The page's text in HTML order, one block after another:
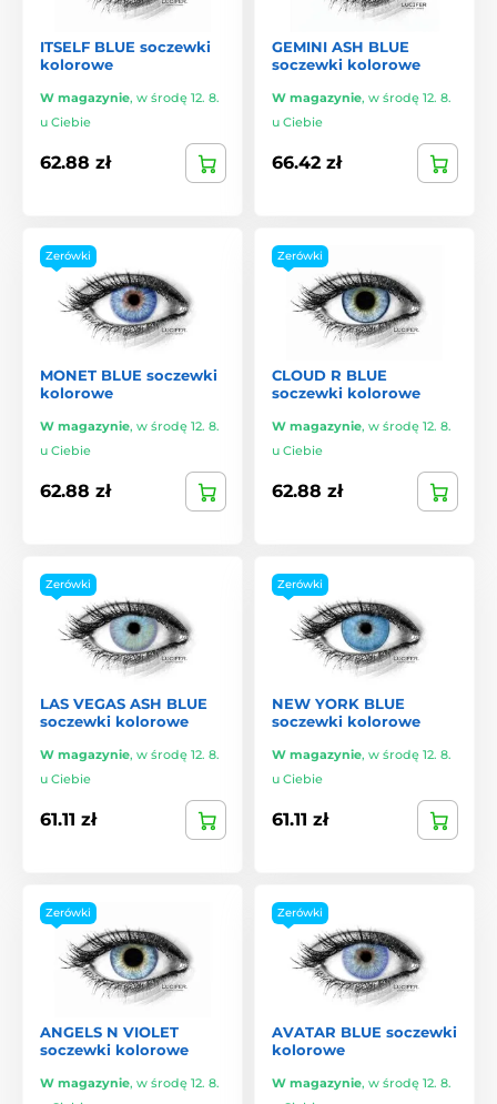
ITSELF BLUE soczewki
kolorowe
W magazynie, w środę 12. 8.
u Ciebie
62.88 zł
GEMINI ASH BLUE
soczewki kolorowe
W magazynie, w środę 12. 8.
u Ciebie
66.42 zł
Zerówki
MONET BLUE soczewki
kolorowe
W magazynie, w środę 12. 8.
u Ciebie
62.88 zł
Zerówki
CLOUD R BLUE
soczewki kolorowe
W magazynie, w środę 12. 8.
u Ciebie
62.88 zł
Zerówki
LAS VEGAS ASH BLUE
soczewki kolorowe
W magazynie, w środę 12. 8.
u Ciebie
61.11 zł
Zerówki
NEW YORK BLUE
soczewki kolorowe
W magazynie, w środę 12. 8.
u Ciebie
61.11 zł
Zerówki
ANGELS N VIOLET
soczewki kolorowe
W magazynie, w środę 12. 8.
Zerówki
AVATAR BLUE soczewki
kolorowe
W magazynie, w środę 12. 8.